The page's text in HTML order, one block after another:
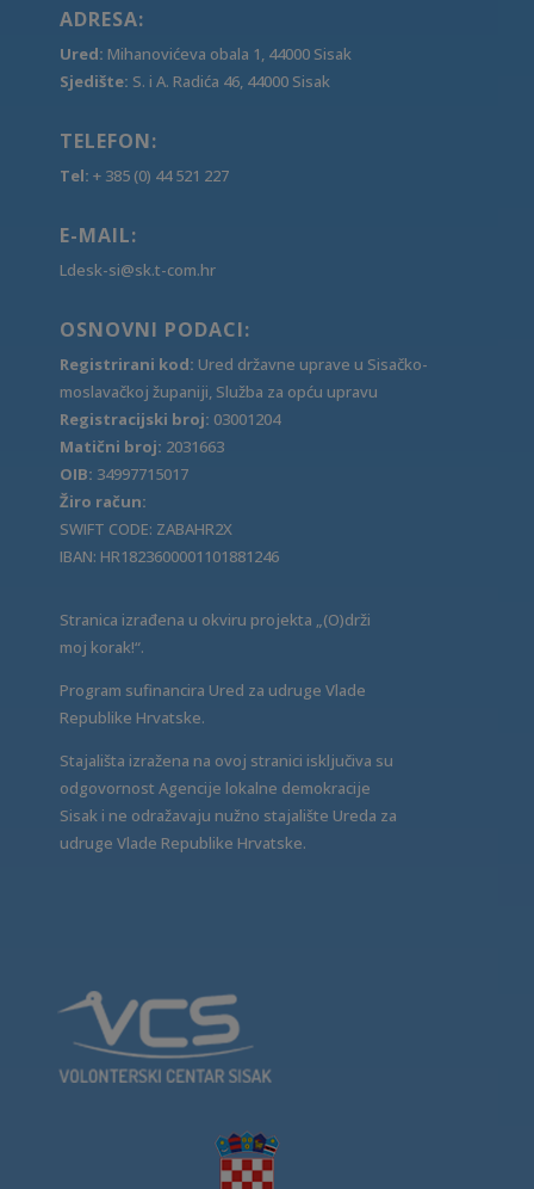
ADRESA:
Ured: Mihanovićeva obala 1, 44000 Sisak
Sjedište: S. i A. Radića 46, 44000 Sisak
TELEFON:
Tel: + 385 (0) 44 521 227
E-MAIL:
Ldesk-si@sk.t-com.hr
OSNOVNI PODACI:
Registrirani kod: Ured državne uprave u Sisačko-
moslavačkoj županiji, Služba za opću upravu
Registracijski broj: 03001204
Matični broj: 2031663
OIB: 34997715017
Žiro račun:
SWIFT CODE: ZABAHR2X
IBAN: HR1823600001101881246
Stranica izrađena u okviru projekta „(O)drži
moj korak!“.
Program sufinancira Ured za udruge Vlade
Republike Hrvatske.
Stajališta izražena na ovoj stranici isključiva su
odgovornost Agencije lokalne demokracije
Sisak i ne odražavaju nužno stajalište Ureda za
udruge Vlade Republike Hrvatske.